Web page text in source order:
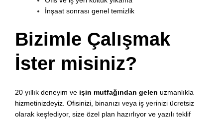
İnşaat sonrası genel temizlik
Bizimle Çalışmak
İster misiniz?
20 yıllık deneyim ve işin mutfağından gelen uzmanlıkla
hizmetinizdeyiz. Ofisinizi, binanızı veya iş yerinizi ücretsiz
olarak keşfediyor, size özel plan hazırlıyor ve yazılı teklif